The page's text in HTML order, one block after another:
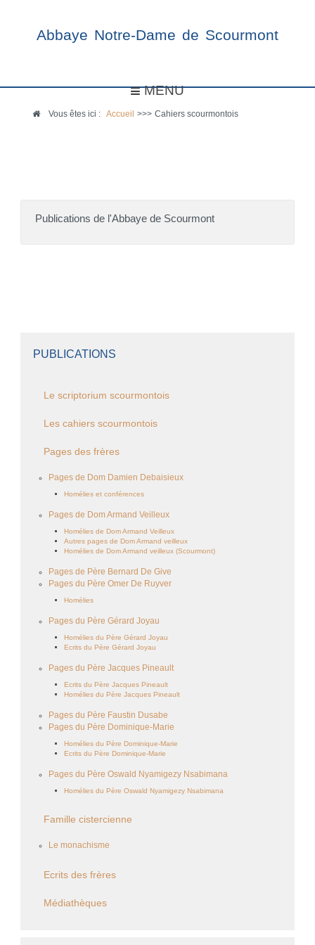
Abbaye Notre-Dame de Scourmont
MENU
Vous êtes ici :Accueil >>> Cahiers scourmontois
Publications de l'Abbaye de Scourmont
PUBLICATIONS
Le scriptorium scourmontois
Les cahiers scourmontois
Pages des frères
Pages de Dom Damien Debaisieux
Homélies et conférences
Pages de Dom Armand Veilleux
Homélies de Dom Armand Veilleux
Autres pages de Dom Armand veilleux
Homélies de Dom Armand veilleux (Scourmont)
Pages de Père Bernard De Give
Pages du Père Omer De Ruyver
Homélies
Pages du Père Gérard Joyau
Homélies du Père Gérard Joyau
Ecrits du Père Gérard Joyau
Pages du Père Jacques Pineault
Ecrits du Père Jacques Pineault
Homélies du Père Jacques Pineault
Pages du Père Faustin Dusabe
Pages du Père Dominique-Marie
Homélies du Père Dominique-Marie
Ecrits du Père Dominique-Marie
Pages du Père Oswald Nyamigezy Nsabimana
Homélies du Père Oswald Nyamigezy Nsabimana
Famille cistercienne
Le monachisme
Ecrits des frères
Médiathèques